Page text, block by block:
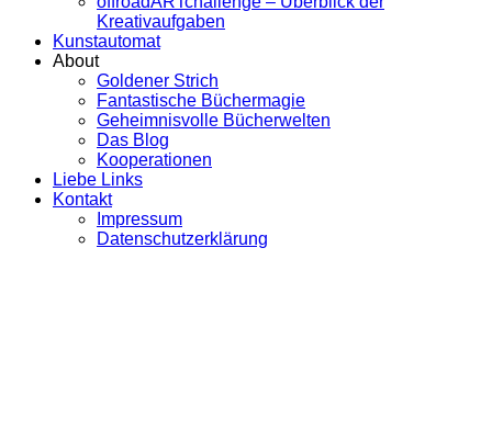
Kreativaufgaben
Kunstautomat
About
Goldener Strich
Fantastische Büchermagie
Geheimnisvolle Bücherwelten
Das Blog
Kooperationen
Liebe Links
Kontakt
Impressum
Datenschutzerklärung